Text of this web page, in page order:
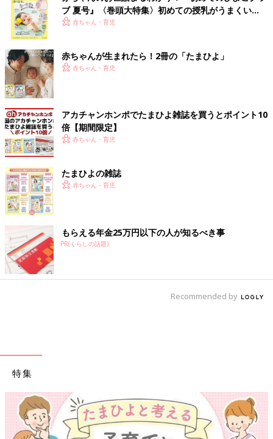
ブ 夏号』〈巻頭大特集〉初めての授乳がうまくい
く！ おっぱい・ミルクの基本と夏のトラブル 解決テ
赤ちゃん・育児
赤ちゃんが生まれたら！2冊の「たまひよ」
赤ちゃん・育児
アカチャンホンポでたまひよ雑誌を買うとポイント10
倍【期間限定】
赤ちゃん・育児
たまひよの雑誌
赤ちゃん・育児
もらえる年金25万円以下の人が知るべき事
PR(くらしの話題)
Recommended by
特集